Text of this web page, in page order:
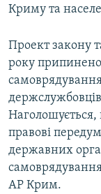
Криму та
Проект закону
року
правові
державних
АР Крим.